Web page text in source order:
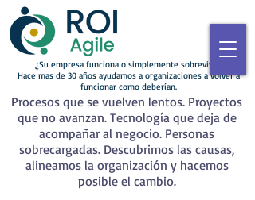
¿Su empresa funciona o simplemente sobrevive?
Hace mas de 30 años ayudamos a organizaciones a volver a
funcionar como deberían.
Procesos que se vuelven lentos. Proyectos
que no avanzan. Tecnología que deja de
acompañar al negocio. Personas
sobrecargadas. Descubrimos las causas,
alineamos la organización y hacemos
posible el cambio.